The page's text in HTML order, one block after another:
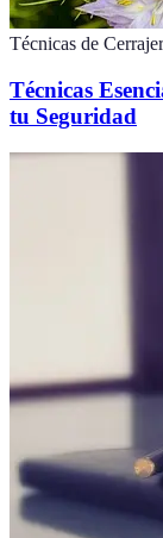
Técnicas de
Técnicas
tu Seguridad